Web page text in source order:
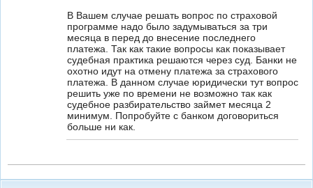
В Вашем случае решать вопрос по страховой
программе надо было задумываться за три
месяца в перед до внесение последнего
платежа. Так как такие вопросы как показывает
судебная практика решаются через суд. Банки не
охотно идут на отмену платежа за страхового
платежа. В данном случае юридически тут вопрос
решить уже по времени не возможно так как
судебное разбирательство займет месяца 2
минимум. Попробуйте с банком договориться
больше ни как.